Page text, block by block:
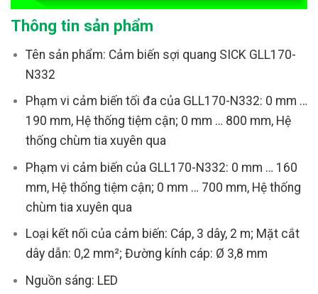
Thông tin sản phẩm
Tên sản phẩm: Cảm biến sợi quang SICK GLL170-
N332
Phạm vi cảm biến tối đa của GLL170-N332: 0 mm …
190 mm, Hệ thống tiệm cận; 0 mm … 800 mm, Hệ
thống chùm tia xuyên qua
Phạm vi cảm biến của GLL170-N332: 0 mm … 160
mm, Hệ thống tiệm cận; 0 mm … 700 mm, Hệ thống
chùm tia xuyên qua
Loại kết nối của cảm biến: Cáp, 3 dây, 2 m; Mặt cắt
dây dẫn: 0,2 mm²; Đường kính cáp: Ø 3,8 mm
Nguồn sáng: LED